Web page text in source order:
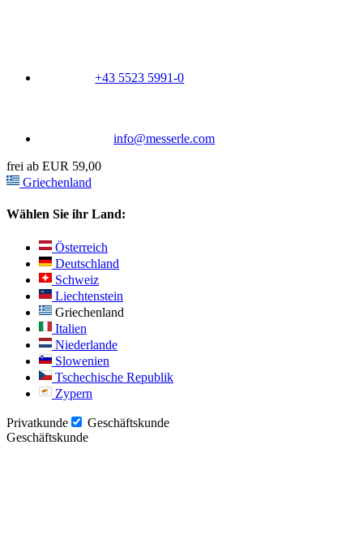
+43 5523 5991-0
info@messerle.com
frei ab EUR 59,00
Griechenland
Wählen Sie ihr Land:
Österreich
Deutschland
Schweiz
Liechtenstein
Griechenland
Italien
Niederlande
Slowenien
Tschechische Republik
Zypern
Privatkunde
Geschäftskunde
Geschäftskunde